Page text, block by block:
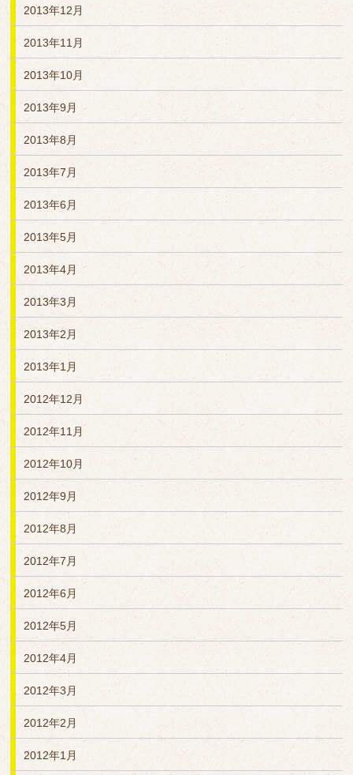
2013年12月
2013年11月
2013年10月
2013年9月
2013年8月
2013年7月
2013年6月
2013年5月
2013年4月
2013年3月
2013年2月
2013年1月
2012年12月
2012年11月
2012年10月
2012年9月
2012年8月
2012年7月
2012年6月
2012年5月
2012年4月
2012年3月
2012年2月
2012年1月